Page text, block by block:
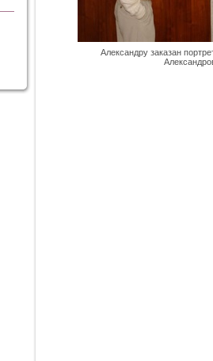
Александру заказан